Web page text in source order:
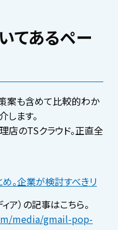
てあるペー
案も含めて比較的わか
します。
のTSクラウド。正直全
。企業が検討すべきリ
ア）の記事はこちら。
media/gmail-pop-